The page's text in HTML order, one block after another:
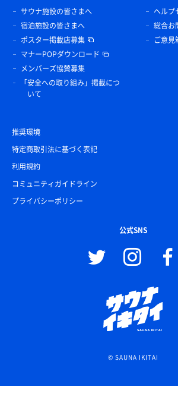
サウナ施設の皆さまへ
宿泊施設の皆さまへ
ポスター掲載店募集
マナーPOPダウンロード
メンバーズ協賛募集
「安全への取り組み」掲載につ
いて
ヘルプ
総合お
ご意見
推奨環境
特定商取引法に基づく表記
利用規約
コミュニティガイドライン
プライバシーポリシー
公式SNS
© SAUNA IKITAI